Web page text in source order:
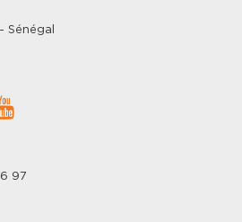
Sénégal
97